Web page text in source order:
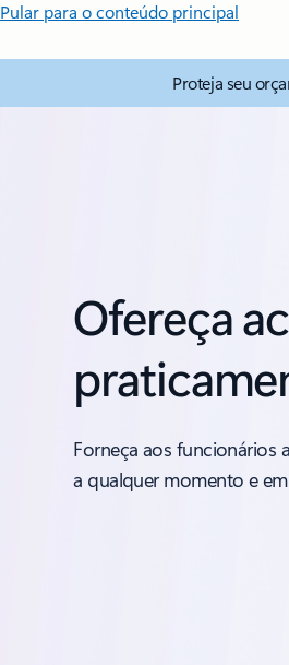
Pular para o conteúdo principal
Proteja seu
Ofereça
Forneça aos funcionários
a qualquer momento e